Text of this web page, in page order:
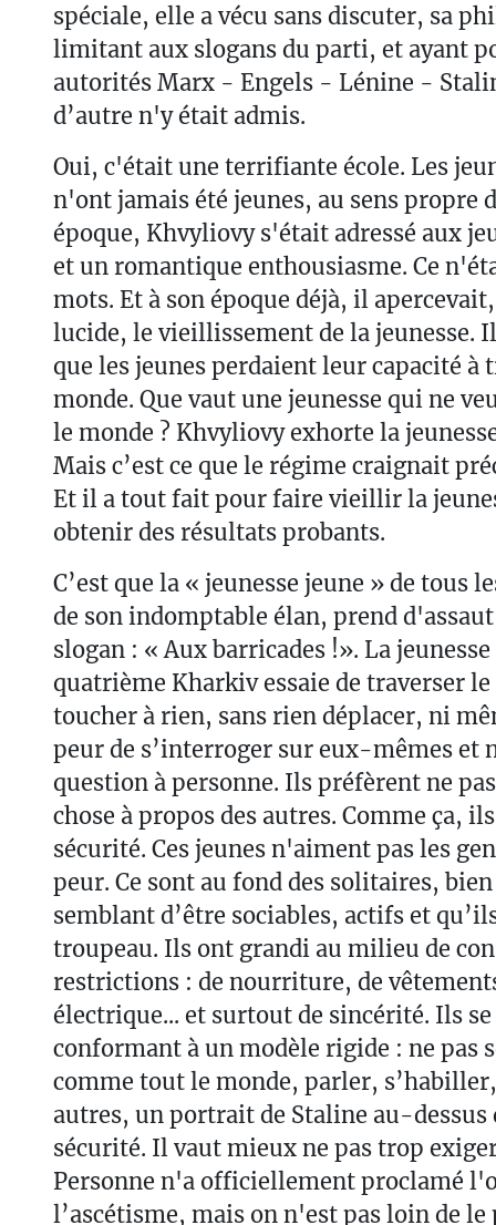
spéciale, elle a vécu sans discuter, sa
limitant aux slogans du parti, et ayant
autorités Marx - Engels - Lénine -
d’autre n'y était admis.
Oui, c'était une terrifiante école. Les
n'ont jamais été jeunes, au sens propre
époque, Khvyliovy s'était adressé aux
et un romantique enthousiasme. Ce
mots. Et à son époque déjà, il
lucide, le vieillissement de la jeunesse.
que les jeunes perdaient leur capacité à
monde. Que vaut une jeunesse qui ne
le monde ? Khvyliovy exhorte la
Mais c’est ce que le régime craignait
Et il a tout fait pour faire vieillir la
obtenir des résultats probants.
C’est que la « jeunesse jeune » de tous
de son indomptable élan, prend
slogan : « Aux barricades !». La
quatrième Kharkiv essaie de traverser le
toucher à rien, sans rien déplacer, ni
peur de s’interroger sur eux-mêmes et
question à personne. Ils préfèrent ne
chose à propos des autres. Comme ça,
sécurité. Ces jeunes n'aiment pas les
peur. Ce sont au fond des solitaires,
semblant d’être sociables, actifs et
troupeau. Ils ont grandi au milieu de
restrictions : de nourriture, de
électrique... et surtout de sincérité. Ils
conformant à un modèle rigide : ne pas
comme tout le monde, parler,
autres, un portrait de Staline au-dessus
sécurité. Il vaut mieux ne pas trop
Personne n'a officiellement proclamé
l’ascétisme, mais on n'est pas loin de